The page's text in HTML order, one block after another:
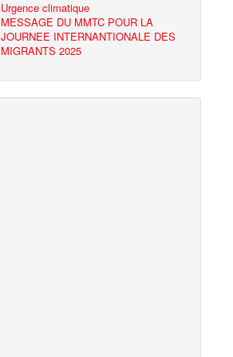
Urgence climatique
MESSAGE DU MMTC POUR LA
JOURNEE INTERNANTIONALE DES
MIGRANTS 2025